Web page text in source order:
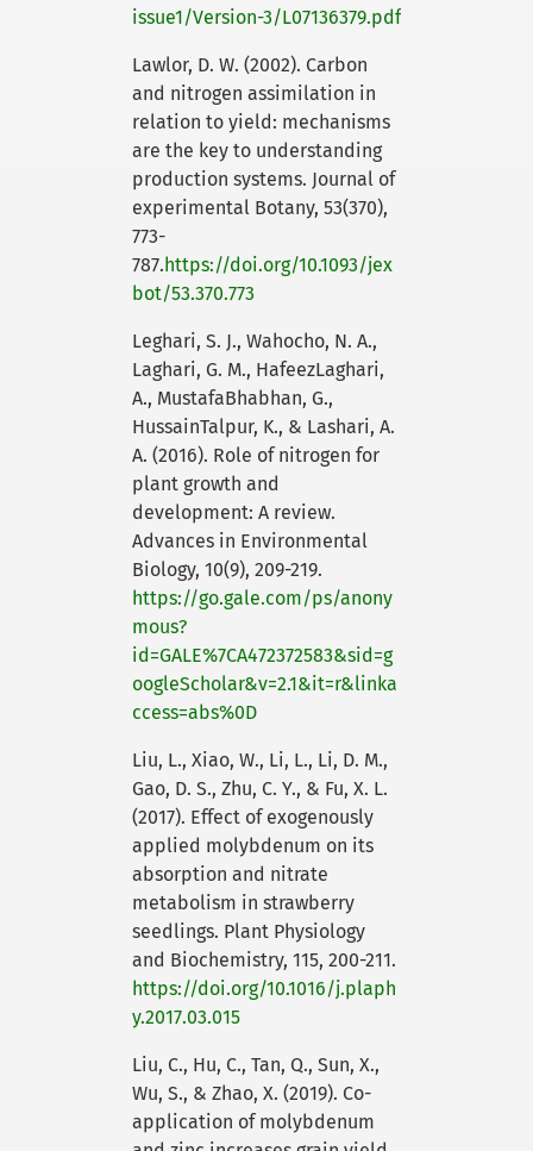
issue1/Version-3/L07136379.pdf
Lawlor, D. W. (2002). Carbon
and nitrogen assimilation in
relation to yield: mechanisms
are the key to understanding
production systems. Journal of
experimental Botany, 53(370),
773-
787.https://doi.org/10.1093/jex
bot/53.370.773
Leghari, S. J., Wahocho, N. A.,
Laghari, G. M., HafeezLaghari,
A., MustafaBhabhan, G.,
HussainTalpur, K., & Lashari, A.
A. (2016). Role of nitrogen for
plant growth and
development: A review.
Advances in Environmental
Biology, 10(9), 209-219.
https://go.gale.com/ps/anony
mous?
id=GALE%7CA472372583&sid=g
oogleScholar&v=2.1&it=r&linka
ccess=abs%0D
Liu, L., Xiao, W., Li, L., Li, D. M.,
Gao, D. S., Zhu, C. Y., & Fu, X. L.
(2017). Effect of exogenously
applied molybdenum on its
absorption and nitrate
metabolism in strawberry
seedlings. Plant Physiology
and Biochemistry, 115, 200-211.
https://doi.org/10.1016/j.plaph
y.2017.03.015
Liu, C., Hu, C., Tan, Q., Sun, X.,
Wu, S., & Zhao, X. (2019). Co-
application of molybdenum